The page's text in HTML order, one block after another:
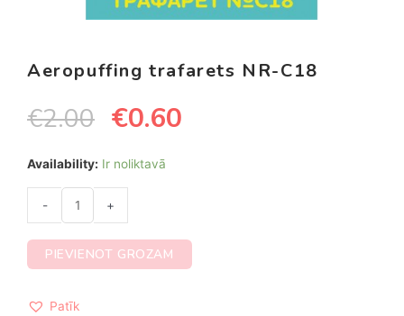
Aeropuffing trafarets NR-C18
€2.00 €0.60
Availability: Ir noliktavā
- +
PIEVIENOT GROZAM
Patīk